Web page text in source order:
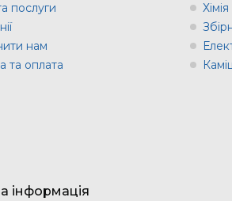
послуги
нам
та оплата